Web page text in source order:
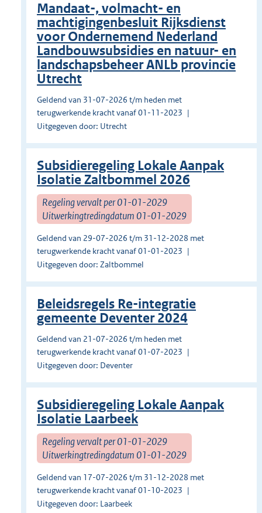
Mandaat-, volmacht- en
machtigingenbesluit Rijksdienst
voor Ondernemend Nederland
Landbouwsubsidies en natuur- en
landschapsbeheer ANLb provincie
Utrecht
Geldend van 31-07-2026 t/m heden met
terugwerkende kracht vanaf 01-11-2023
Uitgegeven door: Utrecht
Subsidieregeling Lokale Aanpak
Isolatie Zaltbommel 2026
Regeling vervalt per 01-01-2029
Uitwerkingtredingdatum 01-01-2029
Geldend van 29-07-2026 t/m 31-12-2028 met
terugwerkende kracht vanaf 01-01-2023
Uitgegeven door: Zaltbommel
Beleidsregels Re-integratie
gemeente Deventer 2024
Geldend van 21-07-2026 t/m heden met
terugwerkende kracht vanaf 01-07-2023
Uitgegeven door: Deventer
Subsidieregeling Lokale Aanpak
Isolatie Laarbeek
Regeling vervalt per 01-01-2029
Uitwerkingtredingdatum 01-01-2029
Geldend van 17-07-2026 t/m 31-12-2028 met
terugwerkende kracht vanaf 01-10-2023
Uitgegeven door: Laarbeek